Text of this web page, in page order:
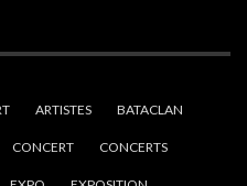
ARTISTES BATACLAN
CONCERT CONCERTS